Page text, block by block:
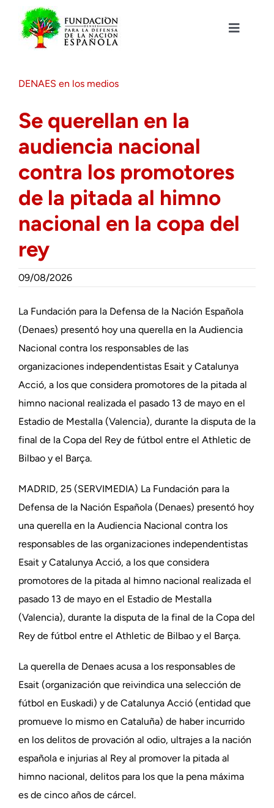
contenido
Toggle
Actualidad
Actividades
Colabora
DENAES en los medios
Se querellan en la
audiencia nacional
contra los promotores
de la pitada al himno
nacional en la copa del
rey
09/08/2026
La Fundación para la Defensa de la Nación Española
(Denaes) presentó hoy una querella en la Audiencia
Nacional contra los responsables de las
organizaciones independentistas Esait y Catalunya
Acció, a los que considera promotores de la pitada al
himno nacional realizada el pasado 13 de mayo en el
Estadio de Mestalla (Valencia), durante la disputa de la
final de la Copa del Rey de fútbol entre el Athletic de
Bilbao y el Barça.
MADRID, 25 (SERVIMEDIA) La Fundación para la
Defensa de la Nación Española (Denaes) presentó hoy
una querella en la Audiencia Nacional contra los
responsables de las organizaciones independentistas
Esait y Catalunya Acció, a los que considera
promotores de la pitada al himno nacional realizada el
pasado 13 de mayo en el Estadio de Mestalla
(Valencia), durante la disputa de la final de la Copa del
Rey de fútbol entre el Athletic de Bilbao y el Barça.
La querella de Denaes acusa a los responsables de
Esait (organización que reivindica una selección de
fútbol en Euskadi) y de Catalunya Acció (entidad que
promueve lo mismo en Cataluña) de haber incurrido
en los delitos de provación al odio, ultrajes a la nación
española e injurias al Rey al promover la pitada al
himno nacional, delitos para los que la pena máxima
es de cinco años de cárcel.